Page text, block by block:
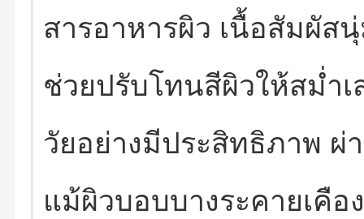
สารอาหารผิว เนื้อสัมผัส
ช่วยปรับโทนสีผิวให้สม่ำ
วัยอย่างมีประสิทธิภาพ
แม้ผิวบอบบางระคายเคือ